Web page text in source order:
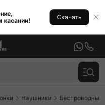
касании!
Скачать
Наушники Беспроводные